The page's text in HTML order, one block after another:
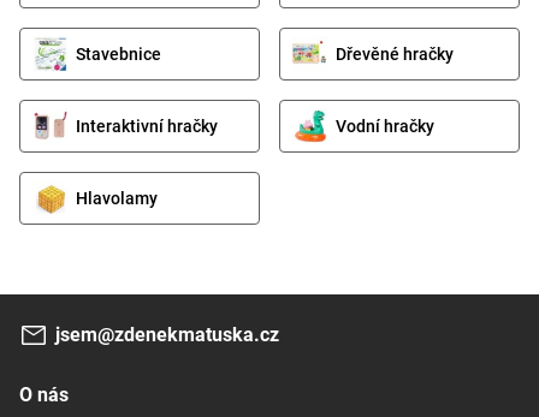
Stavebnice Dřevěné hračky
Interaktivní hračky Vodní hračky
Hlavolamy
jsem@zdenekmatuska.cz
O nás